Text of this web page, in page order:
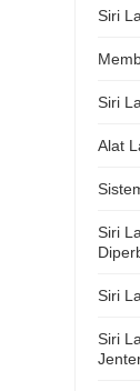
Siri
Siri
Alat
Siri
Siri
Siri